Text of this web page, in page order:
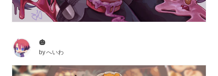
🎃
byへいわ